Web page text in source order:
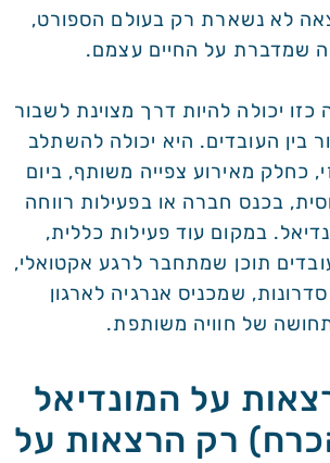
לא נשארת רק בעולם הספורט,
שמדברת על החיים עצמם.
יכולה להיות דרך מצוינת לשבור
בין העובדים. היא יכולה להשתלב
כחלק מאירוע צפייה משותף, ביום
בכנס חברה או בפעילות רווחה
במקום עוד פעילות כללית,
תוכן שמתחבר לרגע אקטואלי,
שמכניס אנרגיה לארגון
של חוויה משותפת.
על המונדיאל
רק הרצאות על